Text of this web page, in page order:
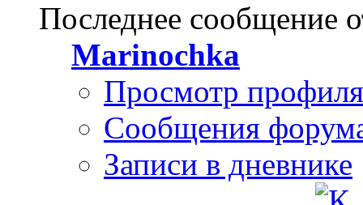
Последнее сообщение
Marinochka
Просмотр профиля
Сообщения
Записи в дневнике